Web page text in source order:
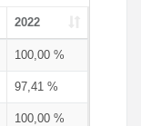
2022
100,00 %
97,41 %
100,00 %